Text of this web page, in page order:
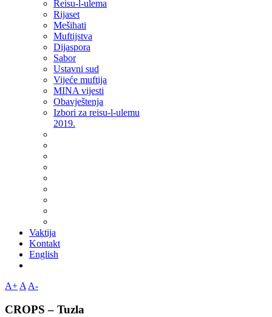
Reisu-l-ulema
Rijaset
Mešihati
Muftijstva
Dijaspora
Sabor
Ustavni sud
Vijeće muftija
MINA vijesti
Obavještenja
Izbori za reisu-l-ulemu
2019.
Vaktija
Kontakt
English
A+ A A-
CROPS – Tuzla